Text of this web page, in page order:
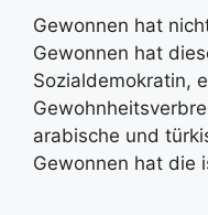
Gewonnen hat
Gewonnen hat
Sozialdemokratin,
arabische und
Gewonnen hat die